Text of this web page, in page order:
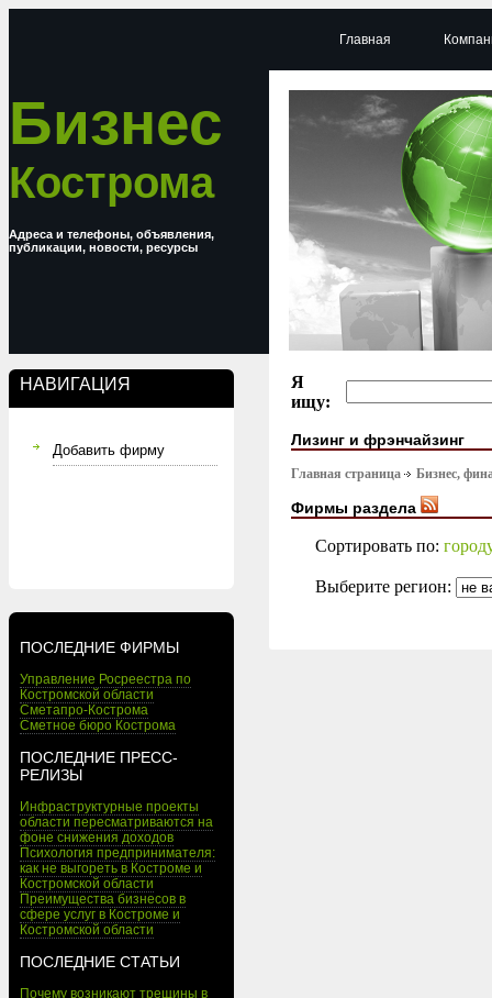
Бизнес
Кострома
Адреса и телефоны, объявления,
публикации, новости, ресурсы
НАВИГАЦИЯ
Добавить фирму
ПОСЛЕДНИЕ ФИРМЫ
Управление Росреестра по
Костромской области
Сметапро-Кострома
Сметное бюро Кострома
ПОСЛЕДНИЕ ПРЕСС-
РЕЛИЗЫ
Инфраструктурные проекты
области пересматриваются на
фоне снижения доходов
Психология предпринимателя:
как не выгореть в Костроме и
Костромской области
Преимущества бизнесов в
сфере услуг в Костроме и
Костромской области
ПОСЛЕДНИЕ СТАТЬИ
Почему возникают трещины в
Главная
Я
ищу:
Лизинг и фрэнчайзинг
Главная страница Бизнес,
Фирмы раздела
Сортировать по:
Выберите регион: